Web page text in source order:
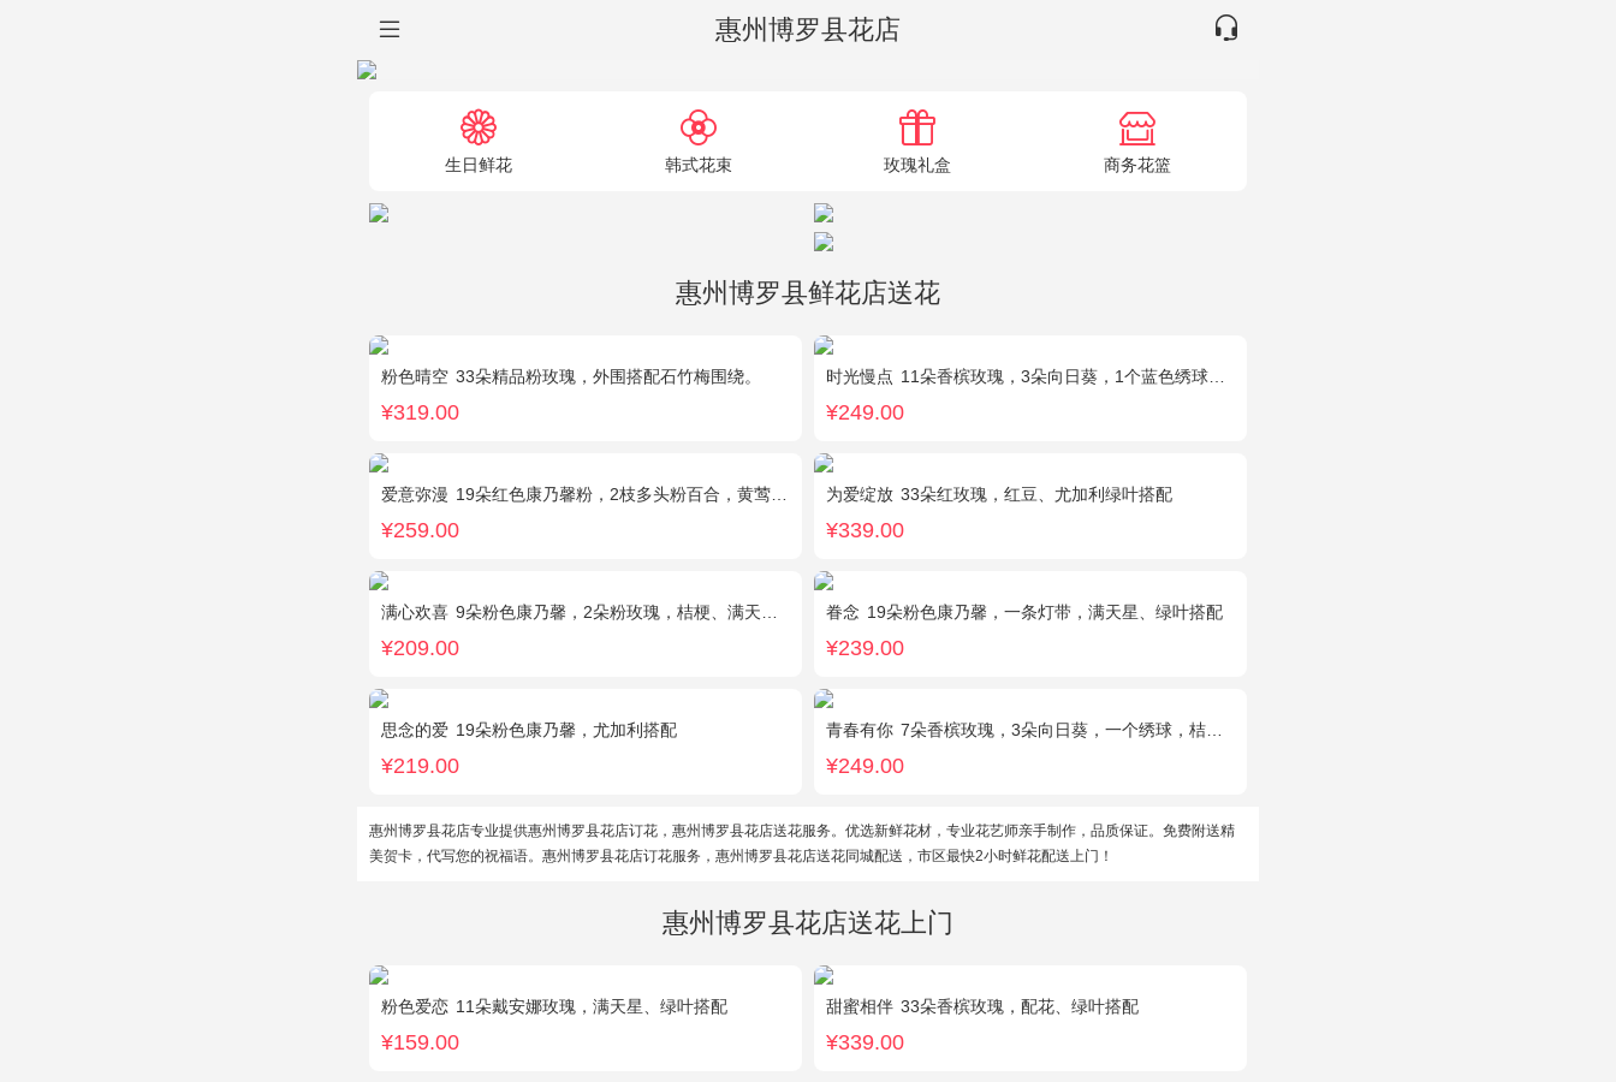
惠州博罗县花店
生日鲜花 韩式花束 玫瑰礼盒 商务花篮
惠州博罗县鲜花店送花
粉色晴空 33朵精品粉玫瑰，外围搭配石竹梅围绕。
¥319.00
时光慢点 11朵香槟玫瑰，3朵向日葵，1个蓝色绣球，桔梗、绿叶搭配
¥249.00
爱意弥漫 19朵红色康乃馨粉，2枝多头粉百合，黄莺、石竹梅搭配
¥259.00
为爱绽放 33朵红玫瑰，红豆、尤加利绿叶搭配
¥339.00
满心欢喜 9朵粉色康乃馨，2朵粉玫瑰，桔梗、满天星、绿叶搭配
¥209.00
眷念 19朵粉色康乃馨，一条灯带，满天星、绿叶搭配
¥239.00
思念的爱 19朵粉色康乃馨，尤加利搭配
¥219.00
青春有你 7朵香槟玫瑰，3朵向日葵，一个绣球，桔梗、配花、配草搭配
¥249.00
惠州博罗县花店专业提供惠州博罗县花店订花，惠州博罗县花店送花服务。优选新鲜花材，专业花艺师亲手制作，品质保证。免费附送精
美贺卡，代写您的祝福语。惠州博罗县花店订花服务，惠州博罗县花店送花同城配送，市区最快2小时鲜花配送上门！
惠州博罗县花店送花上门
粉色爱恋 11朵戴安娜玫瑰，满天星、绿叶搭配
¥159.00
甜蜜相伴 33朵香槟玫瑰，配花、绿叶搭配
¥339.00